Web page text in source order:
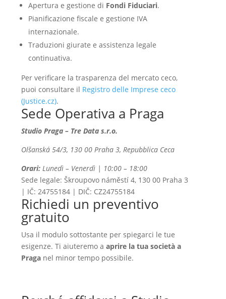
Apertura e gestione di Fondi Fiduciari.
Pianificazione fiscale e gestione IVA
internazionale.
Traduzioni giurate e assistenza legale
continuativa.
Per verificare la trasparenza del mercato ceco,
puoi consultare il Registro delle Imprese ceco
(Justice.cz).
Sede Operativa a Praga
Studio Praga – Tre Data s.r.o.
Olšanská 54/3, 130 00 Praha 3, Repubblica Ceca
Orari: Lunedì – Venerdì | 10:00 – 18:00
Sede legale: Škroupovo náměstí 4, 130 00 Praha 3
| IČ: 24755184 | DIČ: CZ24755184
Richiedi un preventivo
gratuito
Usa il modulo sottostante per spiegarci le tue
esigenze. Ti aiuteremo aaprire la tua società a
Praga nel minor tempo possibile.